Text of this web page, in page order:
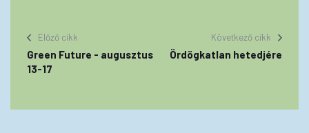
Előző cikk
Green Future - augusztus
13-17
Következő cikk
Ördögkatlan hetedjére